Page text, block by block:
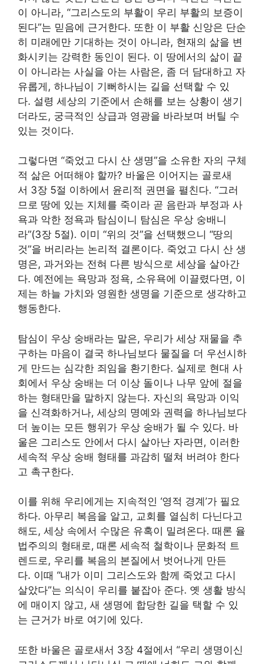
이 아니라, “그리스도의 부활이 우리 부활의 보증이
된다”는 믿음에 근거한다. 또한 이 부활 신앙은 단순
히 미래에만 기대하는 것이 아니라, 현재의 삶을 변
화시키는 강력한 동인이 된다. 이 땅에서의 삶이 끝
이 아니라는 사실을 아는 사람은, 좀 더 담대하고 자
유롭게, 하나님이 기뻐하시는 길을 선택할 수 있
다. 설령 세상의 기준에서 손해를 보는 상황이 생기
더라도, 궁극적인 상급과 영광을 바라보며 버틸 수
있는 것이다.
그렇다면 “죽었고 다시 산 생명”을 소유한 자의 구체
적 삶은 어떠해야 할까? 바울은 이어지는 골로새
서 3장 5절 이하에서 윤리적 권면을 펼친다. “그러
므로 땅에 있는 지체를 죽이라 곧 음란과 부정과 사
욕과 악한 정욕과 탐심이니 탐심은 우상 숭배니
라”(3장 5절). 이미 “위의 것”을 선택했으니 “땅의
것”을 버리라는 논리적 결론이다. 죽었고 다시 산 생
명은, 과거와는 전혀 다른 방식으로 세상을 살아간
다. 예전에는 욕망과 정욕, 소유욕에 이끌렸다면, 이
제는 하늘 가치와 영원한 생명을 기준으로 생각하고
행동한다.
탐심이 우상 숭배라는 말은, 우리가 세상 재물을 추
구하는 마음이 결국 하나님보다 물질을 더 우선시하
게 만드는 심각한 죄임을 환기한다. 실제로 현대 사
회에서 우상 숭배는 더 이상 돌이나 나무 앞에 절을
하는 형태만을 말하지 않는다. 자신의 욕망과 이익
을 신격화하거나, 세상의 명예와 권력을 하나님보다
더 높이는 모든 행위가 우상 숭배가 될 수 있다. 바
울은 그리스도 안에서 다시 살아난 자라면, 이러한
세속적 우상 숭배 형태를 과감히 떨쳐 버려야 한다
고 촉구한다.
이를 위해 우리에게는 지속적인 ‘영적 경계’가 필요
하다. 아무리 복음을 알고, 교회를 열심히 다닌다고
해도, 세상 속에서 수많은 유혹이 밀려온다. 때론 율
법주의의 형태로, 때론 세속적 철학이나 문화적 트
렌드로, 우리를 복음의 본질에서 벗어나게 만든
다. 이때 “내가 이미 그리스도와 함께 죽었고 다시
살았다”는 의식이 우리를 붙잡아 준다. 옛 생활 방식
에 매이지 않고, 새 생명에 합당한 길을 택할 수 있
는 근거가 바로 여기에 있다.
또한 바울은 골로새서 3장 4절에서 “우리 생명이신